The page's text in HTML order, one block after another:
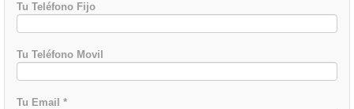
Tu Teléfono Fijo
Tu Teléfono Movil
Tu Email *